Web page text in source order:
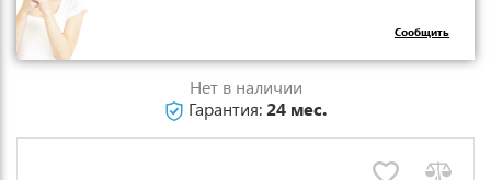
Сообщить
Нет в наличии
Гарантия:24 мес.